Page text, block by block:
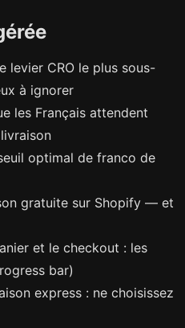
levier CRO le plus sous-
à ignorer
les Français attendent
optimal de franco de
gratuite sur Shopify — et
et le checkout : les
bar)
express : ne choisissez